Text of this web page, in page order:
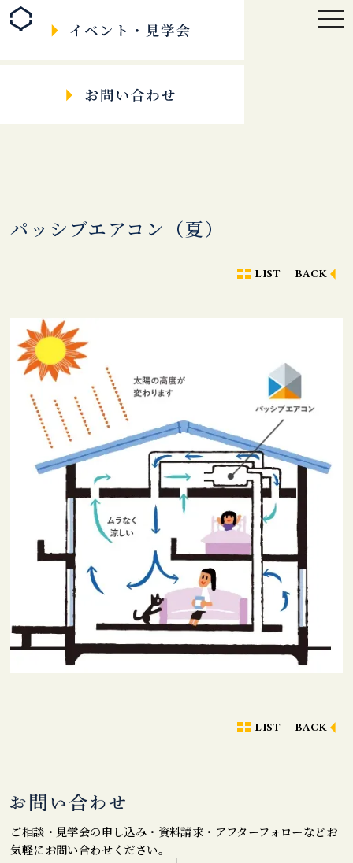
パッシブエアコン（夏）
LIST BACK
LIST BACK
ご相談・見学会の申し込み・資料請求・アフターフォローなどお
気軽にお問い合わせください。